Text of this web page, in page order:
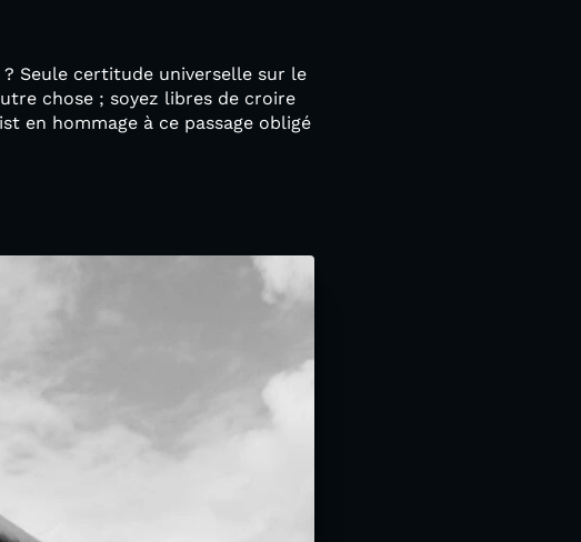
Seule certitude universelle sur le
chose ; soyez libres de croire
en hommage à ce passage obligé